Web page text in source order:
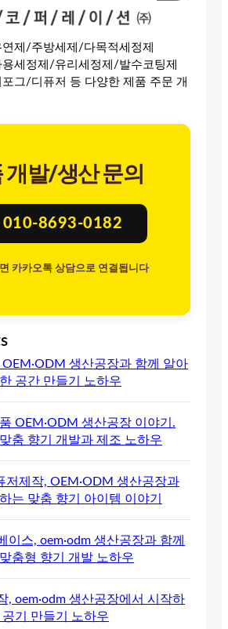
제/주방세제/다목적세정제
세정제/유리세정제/발수코팅제
그/디퓨저 등 다양한 제품 주문 개
개발/생산 문의
010-8693-0182
카카오톡 상담으로 연결됩니다
생산공장과 함께 알아
공간 만들기 노하우
OEM·ODM 생산공장 이야기.
춤 향기 개발과 제조 노하우
저제작, OEM·ODM 생산공장과
는 맞춤 향기 아이템 이야기
이스, oem·odm 생산공장과 함께
춤형 향기 개발 노하우
, oem·odm 생산공장에서 시작하
기 만들기 노하우